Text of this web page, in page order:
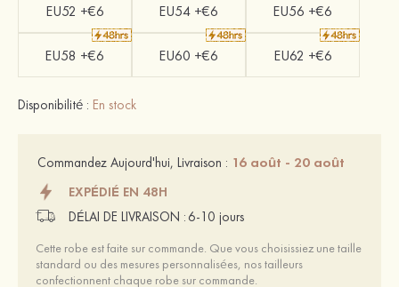
EU52 +€6 EU54 +€6 EU56 +€6
EU58 +€6 EU60 +€6 EU62 +€6
Disponibilité : En stock
Commandez Aujourd'hui, Livraison : 16 août - 20 août
EXPÉDIÉ EN 48H
DÉLAI DE LIVRAISON : 6-10 jours
Cette robe est faite sur commande. Que vous choisissiez une taille
standard ou des mesures personnalisées, nos tailleurs
confectionnent chaque robe sur commande.